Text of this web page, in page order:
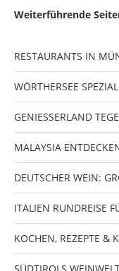
Weiterführende
RESTAURANTS IN
WÖRTHERSEE SPEZIAL
GENIESSERLAND
MALAYSIA
DEUTSCHER WEIN:
ITALIEN RUNDREISE
KOCHEN, REZEPTE &